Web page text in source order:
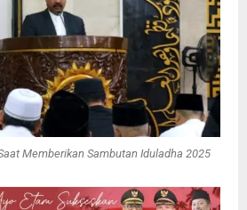
Memberikan Sambutan Iduladha 2025